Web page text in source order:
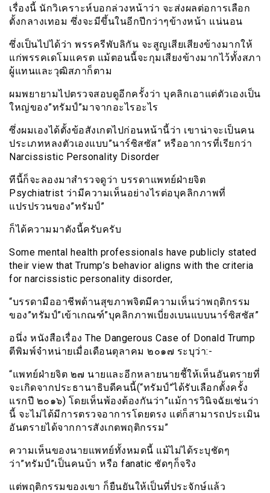
เรื่องนี้ นักวิเคราะห์บอกล่วงหน้าว่า จะส่งผลต่อการเลือก
ตั้งกลางเทอม ซึ่งจะมีขึ้นในอีกปีกว่าๆข้างหน้า แน่นอน
ซึ่งเป็นไปได้ว่า พรรครีพับลิกัน จะสูญเสียเสียงข้างมากให้
แก่พรรคเดโมแครต แม้ตอนนี้จะกุมเสียงข้างมากไว้ทั้งสภา
ผู้แทนและวุฒิสภาก็ตาม
ผมพยายามไปตรวจสอบดูอีกครั้งว่า บุคลิกเอาแต่ตัวเองเป็น
ใหญ่ของ”ทรัมป์”มาจากอะไรอะไร
ซึ่งผมเองได้ตั้งข้อสังเกตไปก่อนหน้านี้ว่า เขาน่าจะเป็นคน
ประเภทหลงตัวเองแบบ”นาร์ซิสซัส” หรืออาการที่เรียกว่า
Narcissistic Personality Disorder
ทีนี้ก็จะลองมาสำรวจดูว่า บรรดาแพทย์ฝ่ายจิต
Psychiatrist ว่ามีความเห็นอย่างไรต่อบุคลิกภาพที่
แปรปรวนของ”ทรัมป์”
ก็ได้ความมาดังนี้ครับครับ
Some mental health professionals have publicly stated
their view that Trump’s behavior aligns with the criteria
for narcissistic personality disorder,
“บรรดามืออาชีพด้านสุขภาพจิตมีความเห็นว่าพฤติกรรม
ของ”ทรัมป์”เข้าเกณฑ์”บุคลิกภาพเบี่ยงเบนแบบนาร์ซิสซัส”
อนึ่ง หนังสือเรื่อง The Dangerous Case of Donald Trump
ตีพิมพ์จำหน่ายเมื่อเดือนตุลาคม ๒๐๑๗ ระบุว่า:-
“แพทย์ฝ่ายจิต ๒๗ นายและอีกหลายนายชี้ให้เห็นอันตรายที่
จะเกิดจากประธานาธิบดีคนนี้(“ทรัมป์”ได้รับเลือกตั้งครั้ง
แรกปี ๒๐๑๖) โดยเห็นพ้องต้องกันว่า”แม้การวินิจฉัยเช่นว่า
นี้ จะไม่ได้มีการตรวจอาการโดยตรง แต่ก็สามารถประเมิน
อันตรายได้จากการสังเกตพฤติกรรม”
ความเห็นของนายแพทย์ทั้งหมดนี้ แม้ไม่ได้ระบุชัดๆ
ว่า”ทรัมป์”เป็นคนบ้า หรือ fanatic ชัดๆก็จริง
แต่พฤติกรรมของเขา ก็ยืนยันให้เป็นที่ประจักษ์แล้ว